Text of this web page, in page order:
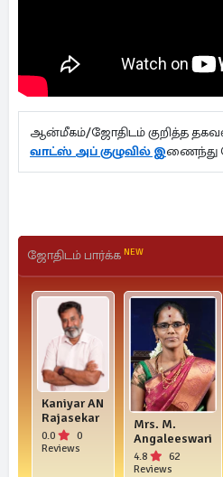
ஆன்மீகம்/ஜோதிடம் குறித்த
வாட்ஸ் அப் குழுவில் இணைந்து
ஜோதிடம் பார்க்க NEW
Kaniyar AN
Rajasekar
0.0
0
Reviews
Mrs. M.
Angaleeswari
4.8
62
Reviews